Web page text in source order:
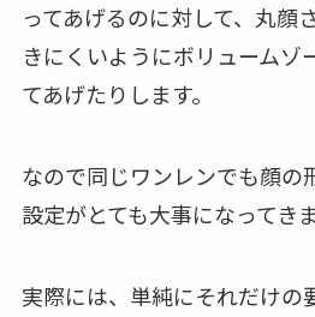
ってあげるのに対して、丸顔
きにくいようにボリュームゾ
てあげたりします。
なので同じワンレンでも顔の
設定がとても大事になってき
実際には、単純にそれだけの